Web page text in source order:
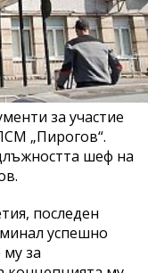
за участие
„Пирогов“.
шеф на
последен
успешно
за